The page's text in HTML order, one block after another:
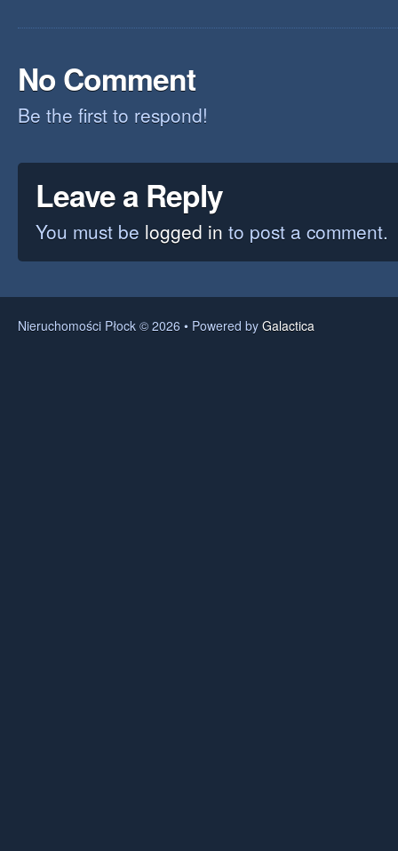
No Comment
Be the first to respond!
Leave a Reply
You must be logged in to post a comment.
Nieruchomości Płock © 2026 • Powered by Galactica